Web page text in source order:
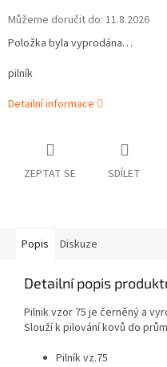
Můžeme doručit do: 11.8.2026
Položka byla vyprodána…
pilník
Detailní informace
ZEPTAT SE SDÍLET
Popis Diskuze
Detailní popis
Pilnik vzor 75 je černěný a
Slouží k pilování kovů do
Pilník vz.75